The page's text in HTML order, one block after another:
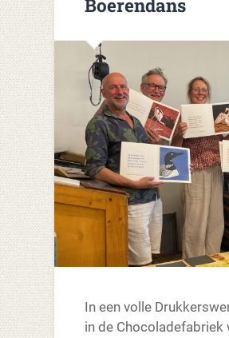
Boerendans
In een volle
in de Chocoladefabriek